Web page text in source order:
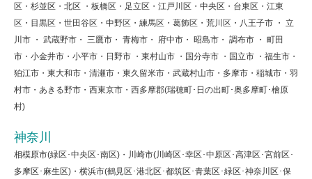
区・杉並区・北区 ・板橋区・足立区・江戸川区・中央区・台東区・江東
区・目黒区・世田谷区・中野区・練馬区・葛飾区・荒川区・八王子市 ・ 立
川市 ・ 武蔵野市・ 三鷹市・ 青梅市・ 府中市・ 昭島市・ 調布市 ・ 町田
市・小金井市・小平市・日野市 ・東村山市 ・国分寺市 ・国立市 ・福生市・
狛江市・東大和市・清瀬市・東久留米市・武蔵村山市・多摩市・稲城市・羽
村市・あきる野市・西東京市・西多摩郡(瑞穂町･日の出町･奥多摩町･檜原
村)
神奈川
相模原市(緑区･中央区･南区)・川崎市(川崎区･幸区･中原区･高津区･宮前区･
多摩区･麻生区)・横浜市(鶴見区･港北区･都筑区･青葉区･緑区･神奈川区･保